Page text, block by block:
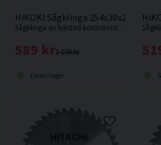
HiKOKI Sågklinga 254x30x2,3mm
Sågklinga av härdad korrosionsbeständigt stål för kapning i hårt och mjukt trä.
1 039 kr
589 kr
Finns i lager